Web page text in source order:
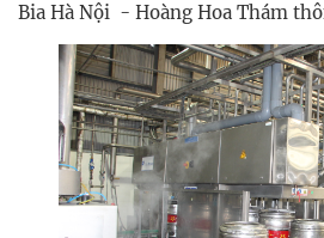
Bia Hà Nội - Hoàng Hoa Thám